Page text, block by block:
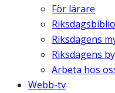
För lärare
Riksdagens
Riksdagens
Arbeta hos
Webb-tv